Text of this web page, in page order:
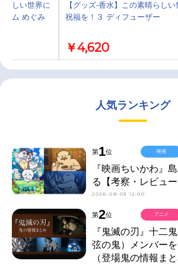
らしい世界に
ァム めぐみ
【グッズ-香水】この素晴らしい
祝福を！３ ディフューザー
￥4,620
人気ランキング
第1位
『映画ちいかわ』
る【考察・レビュー
2026-08-03 12:00
映画
第2位
『鬼滅の刃』十二
弦の鬼）メンバー
（登場鬼の情報まと
アニメ